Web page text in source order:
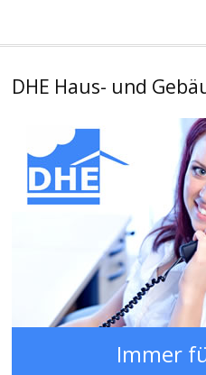
DHE Haus- und
Immer